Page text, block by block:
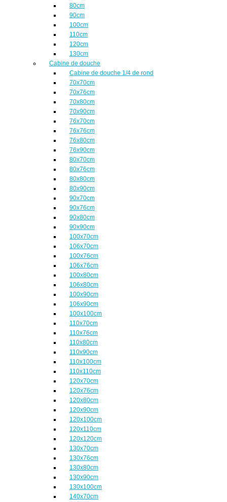
80cm
90cm
100cm
110cm
120cm
130cm
Cabine de douche
Cabine de douche 1/4 de rond
70x70cm
70x76cm
70x80cm
70x90cm
76x70cm
76x76cm
76x80cm
76x90cm
80x70cm
80x76cm
80x80cm
80x90cm
90x70cm
90x76cm
90x80cm
90x90cm
100x70cm
106x70cm
100x76cm
106x76cm
100x80cm
106x80cm
100x90cm
106x90cm
100x100cm
110x70cm
110x76cm
110x80cm
110x90cm
110x100cm
110x110cm
120x70cm
120x76cm
120x80cm
120x90cm
120x100cm
120x110cm
120x120cm
130x70cm
130x76cm
130x80cm
130x90cm
130x100cm
140x70cm